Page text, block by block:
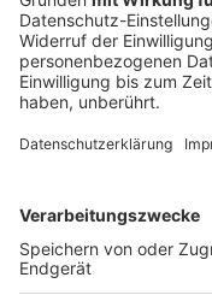
verletzt
Nach einem Unfall
Arzt den
DEINE